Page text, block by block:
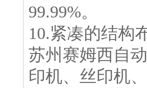
99.99%。
10.紧凑的结构
苏州赛姆西自
印机、丝印机